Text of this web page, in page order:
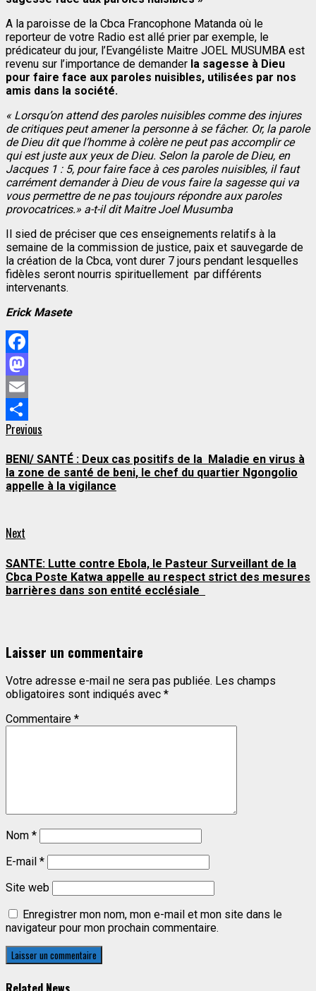
A la paroisse de la Cbca Francophone Matanda où le
reporteur de votre Radio est allé prier par exemple, le
prédicateur du jour, l’Evangéliste Maitre JOEL MUSUMBA est
revenu sur l’importance de demander la sagesse à Dieu
pour faire face aux paroles nuisibles, utilisées par nos
amis dans la société.
« Lorsqu’on attend des paroles nuisibles comme des injures
de critiques peut amener la personne à se fâcher. Or, la parole
de Dieu dit que l’homme à colère ne peut pas accomplir ce
qui est juste aux yeux de Dieu. Selon la parole de Dieu, en
Jacques 1 : 5, pour faire face à ces paroles nuisibles, il faut
carrément demander à Dieu de vous faire la sagesse qui va
vous permettre de ne pas toujours répondre aux paroles
provocatrices.» a-t-il dit Maitre Joel Musumba
Il sied de préciser que ces enseignements relatifs à la
semaine de la commission de justice, paix et sauvegarde de
la création de la Cbca, vont durer 7 jours pendant lesquelles
fidèles seront nourris spirituellement par différents
intervenants.
Erick Masete
Facebook
Mastodon
Email
Partager
Continue
Reading
Previous
BENI/ SANTÉ : Deux cas positifs de la Maladie en virus à
la zone de santé de beni, le chef du quartier Ngongolio
appelle à la vigilance
Next
SANTE: Lutte contre Ebola, le Pasteur Surveillant de la
Cbca Poste Katwa appelle au respect strict des mesures
barrières dans son entité ecclésiale
Laisser un commentaire
Votre adresse e-mail ne sera pas publiée. Les champs
obligatoires sont indiqués avec *
Commentaire *
Nom *
E-mail *
Site web
Enregistrer mon nom, mon e-mail et mon site dans le
navigateur pour mon prochain commentaire.